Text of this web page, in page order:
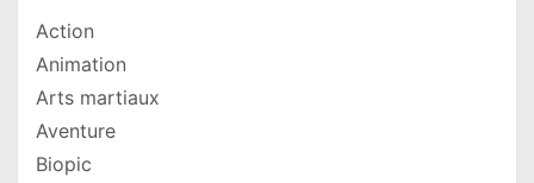
Action
Animation
Arts martiaux
Aventure
Biopic